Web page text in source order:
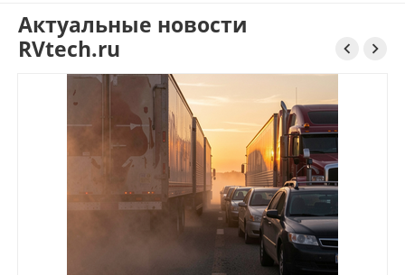
Актуальные новости
RVtech.ru
 